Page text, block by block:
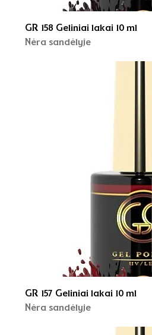
GR 158 Geliniai lakai 10 ml
Nėra sandėlyje
GR 157 Geliniai lakai 10 ml
Nėra sandėlyje